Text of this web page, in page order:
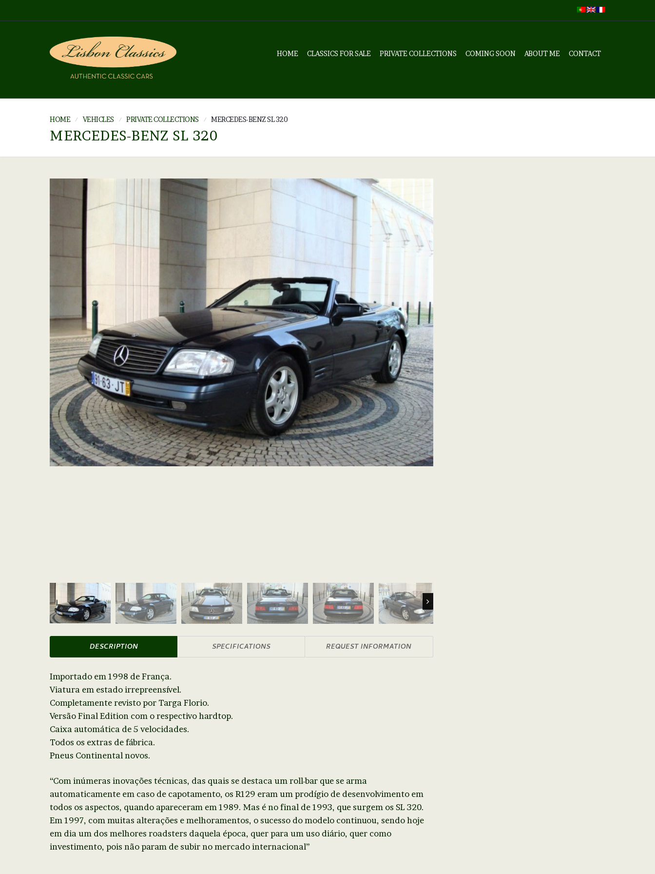
HOME CLASSICS FOR SALE PRIVATE COLLECTIONS COMING SOON ABOUT ME CONTACT
HOME VEHICLES PRIVATE COLLECTIONS MERCEDES-BENZ SL 320
MERCEDES-BENZ SL 320
Next
DESCRIPTION SPECIFICATIONS REQUEST INFORMATION
Importado em 1998 de França.
Viatura em estado irrepreensível.
Completamente revisto por Targa Florio.
Versão Final Edition com o respectivo hardtop.
Caixa automática de 5 velocidades.
Todos os extras de fábrica.
Pneus Continental novos.
“Com inúmeras inovações técnicas, das quais se destaca um roll-bar que se arma
automaticamente em caso de capotamento, os R129 eram um prodígio de desenvolvimento em
todos os aspectos, quando apareceram em 1989. Mas é no final de 1993, que surgem os SL 320.
Em 1997, com muitas alterações e melhoramentos, o sucesso do modelo continuou, sendo hoje
em dia um dos melhores roadsters daquela época, quer para um uso diário, quer como
investimento, pois não param de subir no mercado internacional”